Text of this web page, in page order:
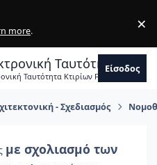
more. ×
Ταυτότητα
Ταυτότητα Κτιρίων Forum
Είσοδος
- Σχεδιασμός
με σχολιασμό των